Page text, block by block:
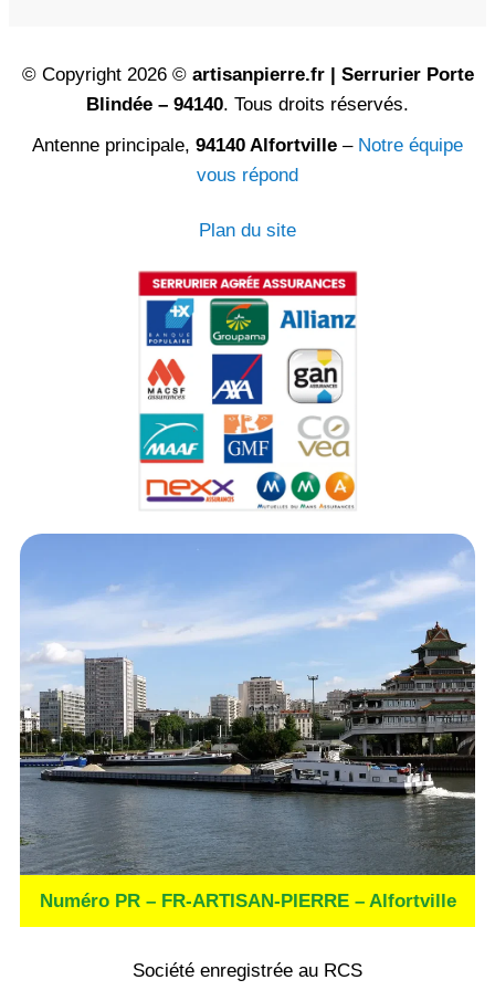
© Copyright 2026 © artisanpierre.fr | Serrurier Porte
Blindée – 94140. Tous droits réservés.
Antenne principale, 94140 Alfortville – Notre équipe
vous répond
Plan du site
Numéro PR – FR-ARTISAN-PIERRE – Alfortville
Société enregistrée au RCS